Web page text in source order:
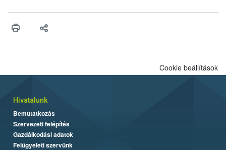
vonni az ebek viselkedésének megítélésében jártas szakértőt.
Cookie beállítások
Hivatalunk
Bemutatkozás
Szervezeti felépítés
Gazdálkodási adatok
Felügyeleti szervünk